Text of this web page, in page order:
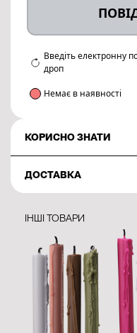
Введіть електронну
дроп
Немає в наявності
КОРИСНО ЗНАТИ
ДОСТАВКА
ІНШІ ТОВАРИ